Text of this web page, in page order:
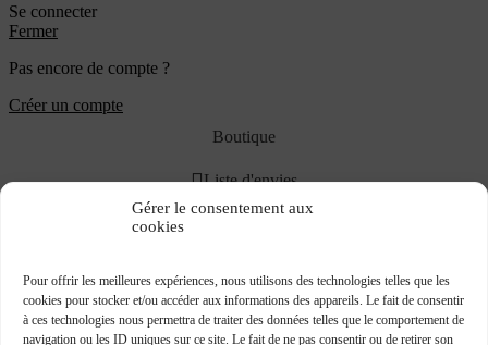
Gérer le consentement aux
cookies
Pour offrir les meilleures expériences, nous utilisons des technologies telles que les
cookies pour stocker et/ou accéder aux informations des appareils. Le fait de consentir
à ces technologies nous permettra de traiter des données telles que le comportement de
navigation ou les ID uniques sur ce site. Le fait de ne pas consentir ou de retirer son
Se connecter
Fermer
Pas encore de compte ?
Créer un compte
Boutique
Liste d'envies
JOINT TORIQUE 550×7 NBR70